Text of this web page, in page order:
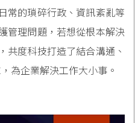
常的瑣碎行政、資訊紊亂等
管理問題，若想從根本解決
共度科技打造了結合溝通、
為企業解決工作大小事。